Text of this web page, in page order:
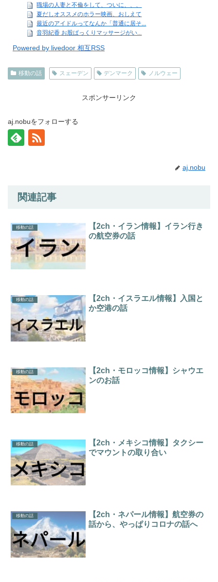
職場の人妻と不倫をして、ついに、、、
夏だしオススメのホラー映画、おしえて
最近のアイドルってなんか「普通に居そ...
音羽紀香 お股ぱっくりマッサージがい...
Powered by livedoor 相互RSS
移動の話 スェーデン デンマーク ノルウェー
スポンサーリンク
aj.nobuをフォローする
aj.nobu
関連記事
移動の話
【2ch・イラン情報】イラン行き
の航空券の話
移動の話
【2ch・イスラエル情報】入国と
か空港の話
移動の話
【2ch・モロッコ情報】シャウエ
ンのお話
移動の話
【2ch・メキシコ情報】タクシー
でマウントの取り合い
移動の話
【2ch・ネパール情報】航空券の
話から、やっぱりコロナの話へ